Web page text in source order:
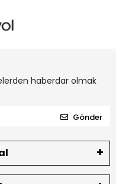
haberdar olmak
Gönder